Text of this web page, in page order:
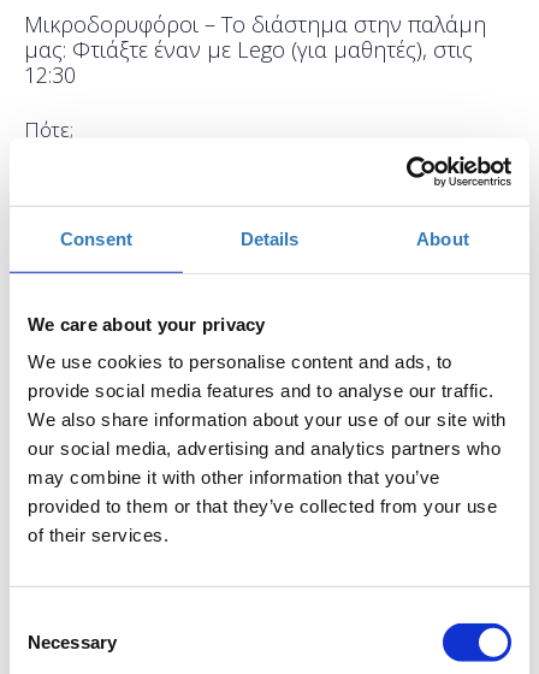
Consent Details About
We care about your privacy
We use cookies to personalise content and ads, to
provide social media features and to analyse our traffic.
We also share information about your use of our site with
our social media, advertising and analytics partners who
may combine it with other information that you’ve
provided to them or that they’ve collected from your use
of their services.
Selection
Necessary
Μικροδορυφόροι – Το διάστημα στην παλάμη
μας: Φτιάξτε έναν με Lego (για μαθητές), στις
12:30
Πότε;
Συνεδριακό Κέντρο Αρχαίου Ελαιώνα, Αιγάλεω
|Workshops
λήξει.
ΑΙΘΟΥΣΑ 3Α, 12:30-13:30
Στο πλαίσιο τουESERO Greece Symposium,οι μαθητέςθα
των μικροδορυφόρων μέσα από ένα διαδραστικό workshop.
Με τη βοήθεια ειδικών, θα σχεδιάσουν και θα